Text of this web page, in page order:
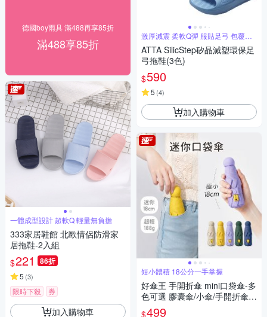
德國boy雨具 滿488再享85折
滿488享85折
一體成型設計 超軟Q 輕量無負擔
333家居鞋館 北歐情侶防滑家
居拖鞋-2入組
$221 86折
5 (3)
限時下殺 券
加入購物車
激厚減震 柔軟Q彈 服貼足弓 包覆舒
適
ATTA SilicStep矽晶減塑環保足
弓拖鞋(3色)
$590
5 (4)
加入購物車
短小體積 18公分一手掌握
好傘王 手開折傘 mini口袋傘-多
色可選 膠囊傘/小傘/手開折傘/
黑膠布/摺疊傘/小雨傘/輕量傘/
$499